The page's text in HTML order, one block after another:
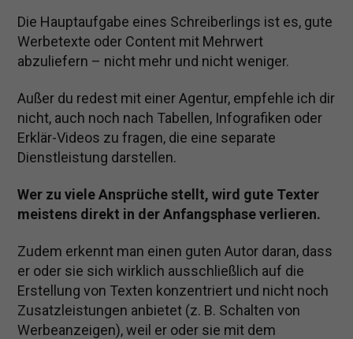
Die Hauptaufgabe eines Schreiberlings ist es, gute
Werbetexte oder Content mit Mehrwert
abzuliefern – nicht mehr und nicht weniger.
Außer du redest mit einer Agentur, empfehle ich dir
nicht, auch noch nach Tabellen, Infografiken oder
Erklär-Videos zu fragen, die eine separate
Dienstleistung darstellen.
Wer zu viele Ansprüche stellt, wird gute Texter
meistens direkt in der Anfangsphase verlieren.
Zudem erkennt man einen guten Autor daran, dass
er oder sie sich wirklich ausschließlich auf die
Erstellung von Texten konzentriert und nicht noch
Zusatzleistungen anbietet (z. B. Schalten von
Werbeanzeigen), weil er oder sie mit dem